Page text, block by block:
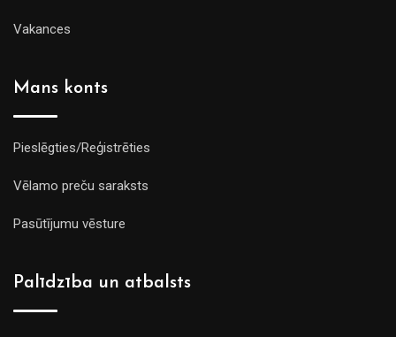
Vakances
Mans konts
Pieslēgties/Reģistrēties
Vēlamo preču saraksts
Pasūtījumu vēsture
Palīdzība un atbalsts